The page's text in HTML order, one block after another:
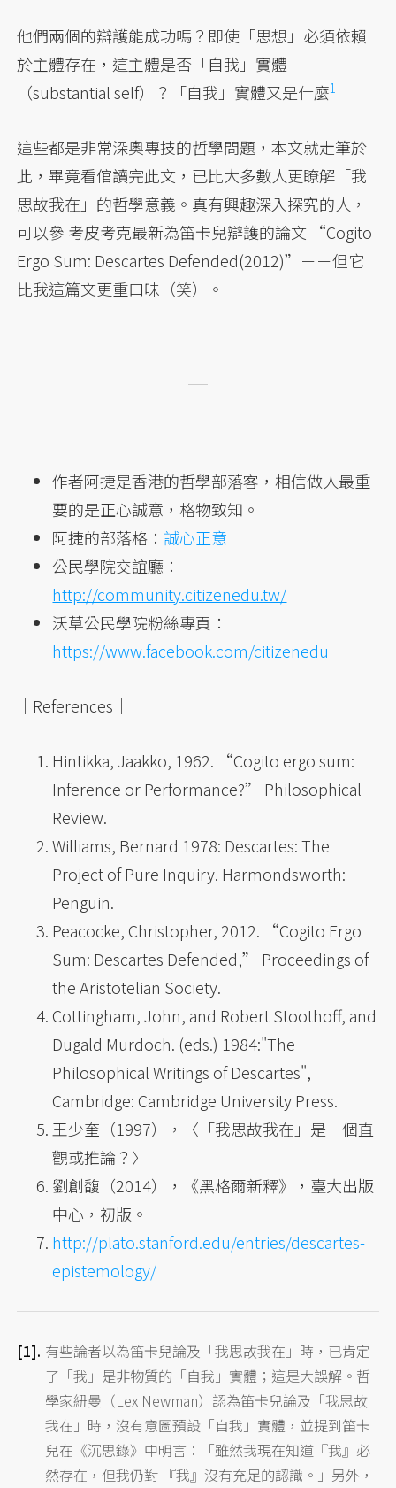
他們兩個的辯護能成功嗎？即使「思想」必須依賴
於主體存在，這主體是否「自我」實體
（substantial self）？「自我」實體又是什麼1
這些都是非常深奧專技的哲學問題，本文就走筆於
此，畢竟看倌讀完此文，已比大多數人更瞭解「我
思故我在」的哲學意義。真有興趣深入探究的人，
可以參 考皮考克最新為笛卡兒辯護的論文 “Cogito
Ergo Sum: Descartes Defended(2012)”－－但它
比我這篇文更重口味（笑）。
作者阿捷是香港的哲學部落客，相信做人最重
要的是正心誠意，格物致知。
阿捷的部落格： 誠心正意
公民學院交誼廳：
http://community.citizenedu.tw/
沃草公民學院粉絲專頁：
https://www.facebook.com/citizenedu
｜References｜
Hintikka, Jaakko, 1962. “Cogito ergo sum:
Inference or Performance?” Philosophical
Review.
Williams, Bernard 1978: Descartes: The
Project of Pure Inquiry. Harmondsworth:
Penguin.
Peacocke, Christopher, 2012. “Cogito Ergo
Sum: Descartes Defended,” Proceedings of
the Aristotelian Society.
Cottingham, John, and Robert Stoothoff, and
Dugald Murdoch. (eds.) 1984:"The
Philosophical Writings of Descartes",
Cambridge: Cambridge University Press.
王少奎（1997），〈「我思故我在」是一個直
觀或推論？〉
劉創馥（2014），《黑格爾新釋》，臺大出版
中心，初版。
http://plato.stanford.edu/entries/descartes-
epistemology/
有些論者以為笛卡兒論及「我思故我在」時，已肯定
了「我」是非物質的「自我」實體；這是大誤解。哲
學家紐曼（Lex Newman）認為笛卡兒論及「我思故
我在」時，沒有意圖預設「自我」實體，並提到笛卡
兒在《沉思錄》中明言：「雖然我現在知道『我』必
然存在，但我仍對 『我』沒有充足的認識。」另外，